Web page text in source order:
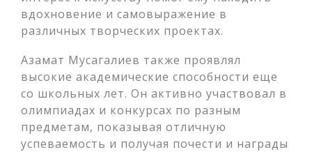
вдохновение и самовыражение в
различных творческих проектах.
Азамат Мусагалиев также проявлял
высокие академические способности еще
со школьных лет. Он активно участвовал в
олимпиадах и конкурсах по разным
предметам, показывая отличную
успеваемость и получая почести и награды